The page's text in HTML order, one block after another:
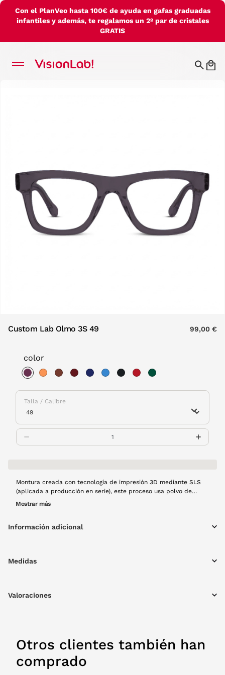
Con el PlanVeo hasta 100€ de ayuda en gafas graduadas
infantiles y además, te regalamos un 2º par de cristales
GRATIS
Custom Lab Olmo 3S 49 99,00 €
color
Talla / Calibre
Montura creada con tecnología de impresión 3D mediante SLS
(aplicada a producción en serie), este proceso usa polvo de
Nylon 12, material que aporta resistencia y ligereza al diseño,
cuadrada y color berenjena en acabado opaco, forma cuadrada,
Mostrar más
Información adicional
Medidas
Valoraciones
Otros clientes también han
comprado